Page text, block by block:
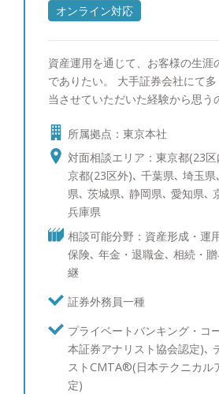
オンライン対応
資産運用を通じて、お客様の生涯
でありたい。 大手証券会社にて
当させていただいた経験から思う
え方の重要さです。現在、20年を
ただくお客様も複数いらっしゃい
通じて生涯のパートナーに選んで
です。
所属拠点：東京本社
対面相談エリア：東京都(23
京都(23区外)､ 千葉県､ 埼玉県
県､ 茨城県､ 静岡県､ 愛知県､
兵庫県
相談可能分野：資産形成・運
保険､ 年金・退職金､ 相続・
継
証券外務員一種
プライベートバンキング・コ
本証券アナリスト協会認定)､
ストCMTA®(日本テクニカル
定)